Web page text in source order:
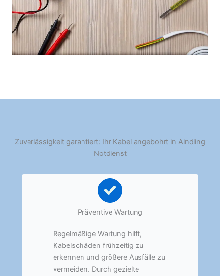
Zuverlässigkeit garantiert: Ihr Kabel angebohrt in Aindling
Notdienst
Präventive Wartung
Regelmäßige Wartung hilft,
Kabelschäden frühzeitig zu
erkennen und größere Ausfälle zu
vermeiden. Durch gezielte